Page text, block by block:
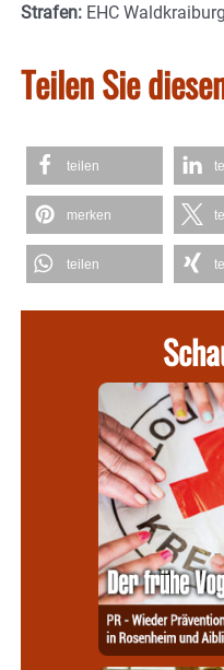
Strafen: EHC
Teilen Sie
teilen
merken
teilen